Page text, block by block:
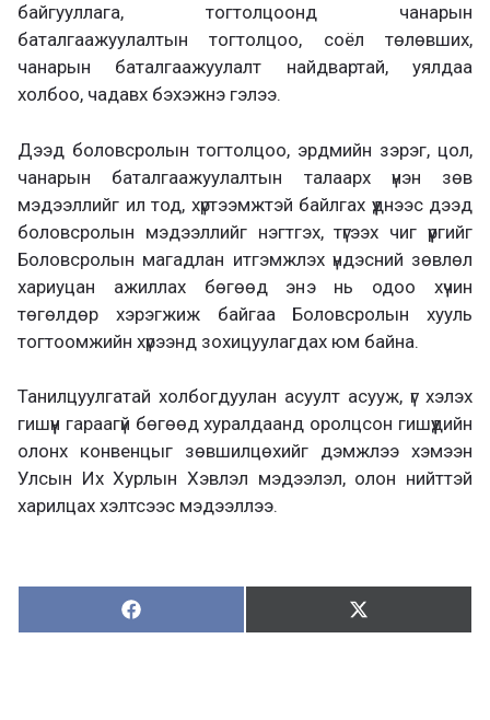
байгууллага, тогтолцоонд чанарын
баталгаажуулалтын тогтолцоо, соёл төлөвших,
чанарын баталгаажуулалт найдвартай, уялдаа
холбоо, чадавх бэхэжнэ гэлээ.
Дээд боловсролын тогтолцоо, эрдмийн зэрэг, цол,
чанарын баталгаажуулалтын талаарх үнэн зөв
мэдээллийг ил тод, хүртээмжтэй байлгах үүднээс дээд
боловсролын мэдээллийг нэгтгэх, түгээх чиг үүргийг
Боловсролын магадлан итгэмжлэх үндэсний зөвлөл
хариуцан ажиллах бөгөөд энэ нь одоо хүчин
төгөлдөр хэрэгжиж байгаа Боловсролын хууль
тогтоомжийн хүрээнд зохицуулагдах юм байна.
Танилцуулгатай холбогдуулан асуулт асууж, үг хэлэх
гишүүн гараагүй бөгөөд хуралдаанд оролцсон гишүүдийн
олонх конвенцыг зөвшилцөхийг дэмжлээ хэмээн
Улсын Их Хурлын Хэвлэл мэдээлэл, олон нийттэй
харилцах хэлтсээс мэдээллээ.
Хуваалцах:
Х
у
Түгээх:
Т